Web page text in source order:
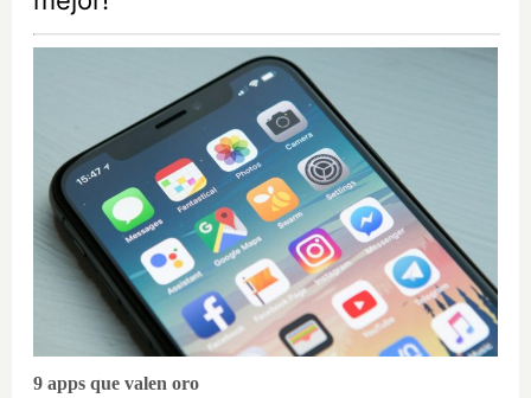
9 apps que valen oro